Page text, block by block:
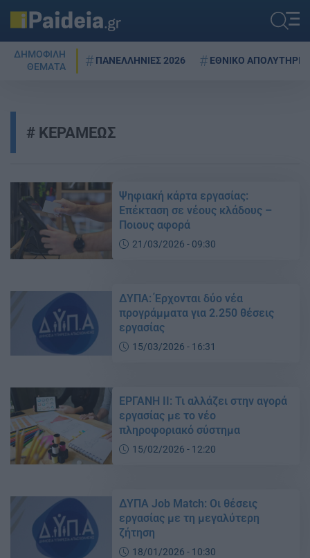
ΔΗΜΟΦΙΛΗ
ΘΕΜΑΤΑ
ΠΑΝΕΛΛΗΝΙΕΣ 2026 ΕΘΝΙΚΟ ΑΠΟΛΥΤΗΡΙΟ
ΚΕΡΑΜΕΩΣ
Ψηφιακή κάρτα εργασίας:
Επέκταση σε νέους κλάδους –
Ποιους αφορά
21/03/2026 - 09:30
ΔΥΠΑ: Έρχονται δύο νέα
προγράμματα για 2.250 θέσεις
εργασίας
15/03/2026 - 16:31
ΕΡΓΑΝΗ ΙΙ: Τι αλλάζει στην αγορά
εργασίας με το νέο
πληροφοριακό σύστημα
15/02/2026 - 12:20
ΔΥΠΑ Job Match: Οι θέσεις
εργασίας με τη μεγαλύτερη
ζήτηση
18/01/2026 - 10:30